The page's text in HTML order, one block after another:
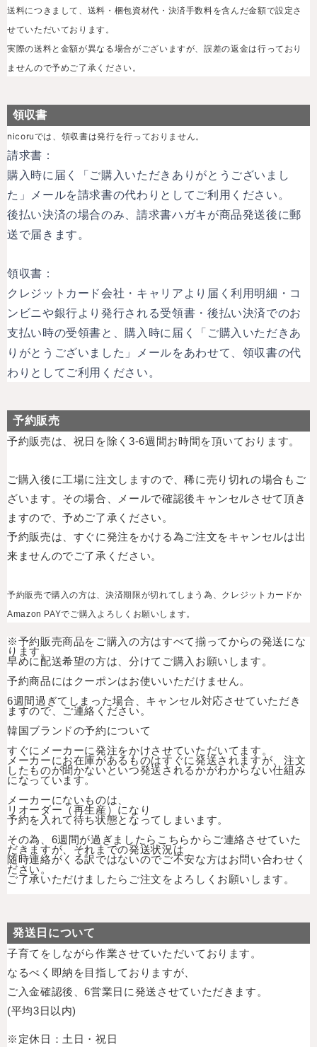
送料につきまして、送料・梱包資材代・決済手数料を含んだ金額で設定さ
せていただいております。
実際の送料と金額が異なる場合がございますが、誤差の返金は行っており
ませんので予めご了承ください。
領収書
nicoruでは、領収書は発行を行っておりません。
請求書：
購入時に届く「ご購入いただきありがとうございまし
た」メールを請求書の代わりとしてご利用ください。
後払い決済の場合のみ、請求書ハガキが商品発送後に郵
送で届きます。
領収書：
クレジットカード会社・キャリアより届く利用明細・コ
ンビニや銀行より発行される受領書・後払い決済でのお
支払い時の受領書と、購入時に届く「ご購入いただきあ
りがとうございました」メールをあわせて、領収書の代
わりとしてご利用ください。
予約販売
予約販売は、祝日を除く3-6週間お時間を頂いております。
ご購入後に工場に注文しますので、稀に売り切れの場合もご
ざいます。 その場合、メールで確認後キャンセルさせて頂き
ますので、予めご了承ください。
予約販売は、すぐに発注をかける為ご注文をキャンセルは出
来ませんのでご了承ください。
予約販売で購入の方は、決済期限が切れてしまう為、クレジットカードか
Amazon PAYでご購入よろしくお願いします。
※予約販売商品をご購入の方はすべて揃ってからの発送にな
ります。
早めに配送希望の方は、分けてご購入お願いします。
予約商品にはクーポンはお使いいただけません。
6週間過ぎてしまった場合、キャンセル対応させていただき
ますので、ご連絡ください。
韓国ブランドの予約について
すぐにメーカーに発注をかけさせていただいてます。
メーカーにお在庫があるものはすぐに発送されますが、注文
したものが聞かないといつ発送されるかがわからない仕組み
になっています。
メーカーにないものは、
リオーダー（再生産）になり
予約を入れて待ち状態となってしまいます。
その為、6週間が過ぎましたらこちらからご連絡させていた
だきますが、それまでの発送状況は
随時連絡がくる訳ではないのでご不安な方はお問い合わせく
ださい。
ご了承いただけましたらご注文をよろしくお願いします。
発送日について
子育てをしながら作業させていただいております。
なるべく即納を目指しておりますが、
ご入金確認後、6営業日に発送させていただきます。
(平均3日以内)
※定休日：土日・祝日